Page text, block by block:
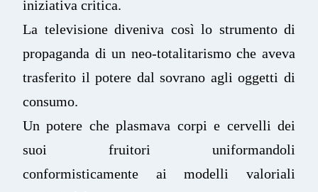
iniziativa critica.
La televisione diveniva così lo strumento di
propaganda di un neo-totalitarismo che aveva
trasferito il potere dal sovrano agli oggetti di
consumo.
Un potere che plasmava corpi e cervelli dei
suoi fruitori uniformandoli
conformisticamente ai modelli valoriali